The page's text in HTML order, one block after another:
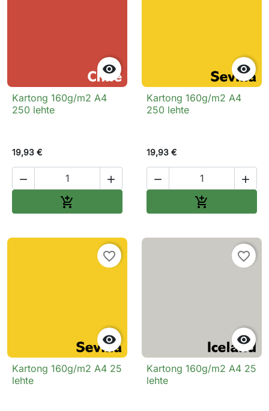

Kartong 160g/m2 A4
250 lehte
19,93 €
 


Kartong 160g/m2 A4
250 lehte
19,93 €
 


favorite_border
Kartong 160g/m2 A4 25
lehte

favorite_border
Kartong 160g/m2 A4 25
lehte